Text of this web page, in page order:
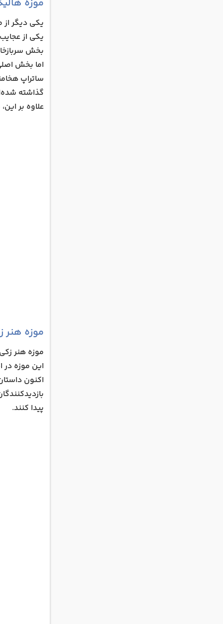
موزه
یکی دیگر از
یکی از
بخش
اما بخش
ساتراپ
گذاشته
علاوه بر
موزه هنر
موزه هنر
این موزه در
اکنون
پیدا کنند.